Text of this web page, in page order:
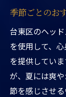
施術
台東
口コ
台東区の
施術
季節ごとのお
台東区のヘッ
を使用して、
を提供してい
が、夏には爽
節を感じさせ